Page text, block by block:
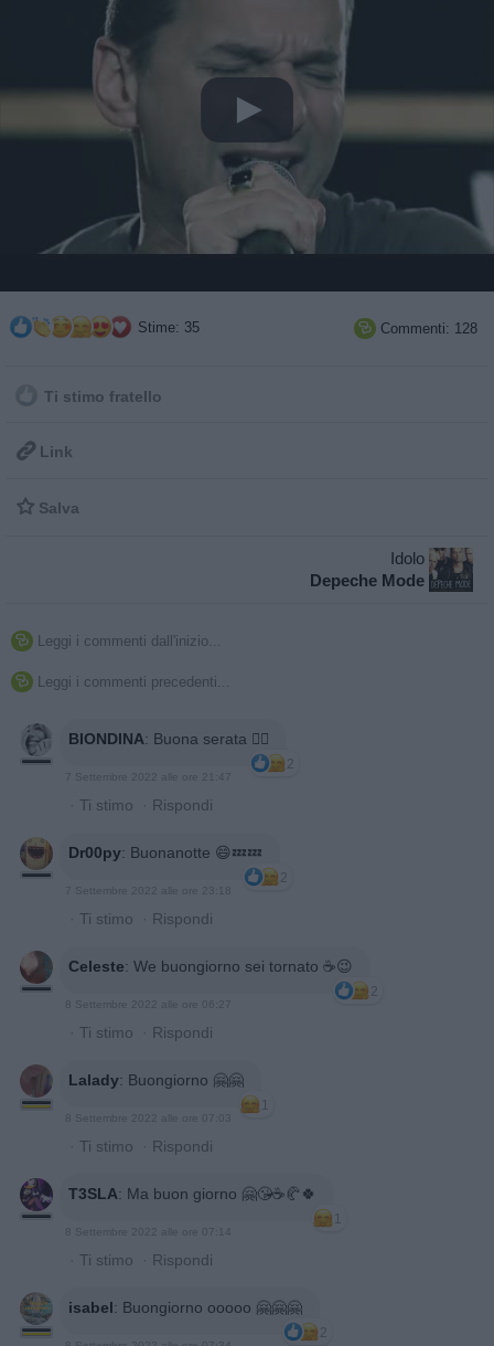
Stime: 35  Commenti: 128
Ti stimo fratello
 Link
 Salva
Idolo
Depeche Mode
 Leggi i commenti dall'inizio...
 Leggi i commenti precedenti...
BIONDINA: Buona serata 🙋‍♀️
2
7 Settembre 2022 alle ore 21:47
· Ti stimo · Rispondi
Dr00py: Buonanotte 😄💤💤
2
7 Settembre 2022 alle ore 23:18
· Ti stimo · Rispondi
Celeste: We buongiorno sei tornato ☕️😉
2
8 Settembre 2022 alle ore 06:27
· Ti stimo · Rispondi
Lalady: Buongiorno 🤗🤗
1
8 Settembre 2022 alle ore 07:03
· Ti stimo · Rispondi
T3SLA: Ma buon giorno 🤗😘☕🥐🍀
1
8 Settembre 2022 alle ore 07:14
· Ti stimo · Rispondi
isabel: Buongiorno ooooo 🤗🤗🤗
2